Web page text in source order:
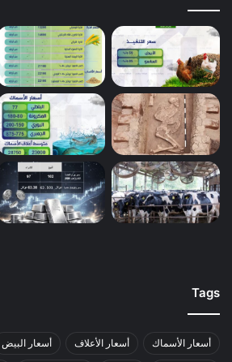
Tags
أسعار الأسماك أسعار الأعلاف أسعار البيض